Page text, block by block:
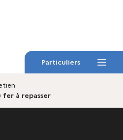
Particuliers
Menu
à repasser